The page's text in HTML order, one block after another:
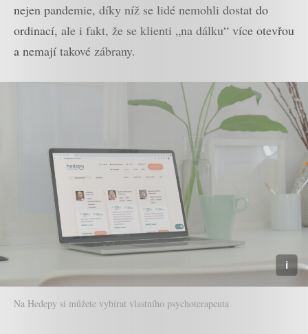
nejen pandemie, díky níž se lidé nemohli dostat do
ordinací, ale i fakt, že se klienti „na dálku“ více otevřou
a nemají takové zábrany.
Na Hedepy si můžete vybírat vlastního psychoterapeuta